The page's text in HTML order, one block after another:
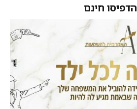
הדפיסו חינם